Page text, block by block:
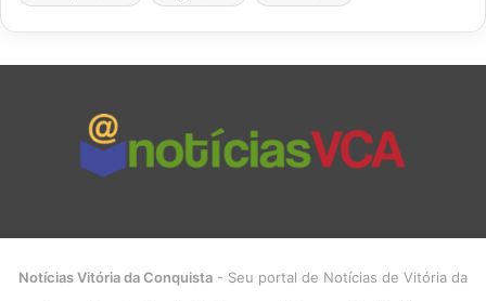
Notícias Vitória da Conquista - Seu portal de Notícias de Vitória da